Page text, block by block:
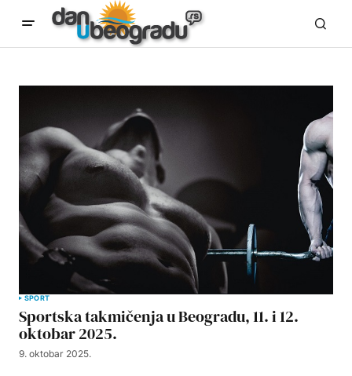
SPORT
Sportska takmičenja u Beogradu, 11. i 12.
oktobar 2025.
9. oktobar 2025.